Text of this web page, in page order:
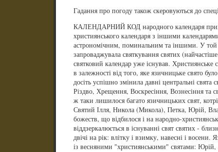
Гадання про погоду також скеровуються до
КАЛЕНДАРНИЙ КОД народного календаря
християнського календаря з іншими
астрономічним, поминальним та іншими. У той
запроваджувала святкування святих
святковий календар уже існував. Християнське
в залежності від того, яке язичницьке свято
досіть успішно змінила давні центральні свята
Різдво, Хрещення, Воскресіння, Вознесіння та
ж таки лишилося багато язичницьких свят,
Святий Ілля, Никола (Микола), Петка, Юрій,
божеств, що відбилося і на народно-
віддзеркалюється в існуванні свят святих -
двічі на рік: влітку і взимку, навесні і восени.
із весняними "християнськими" святами: